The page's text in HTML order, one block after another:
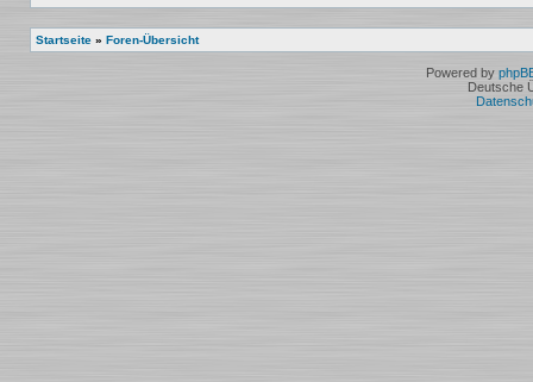
Startseite » Foren-Übersicht
Powered by
Deutsche